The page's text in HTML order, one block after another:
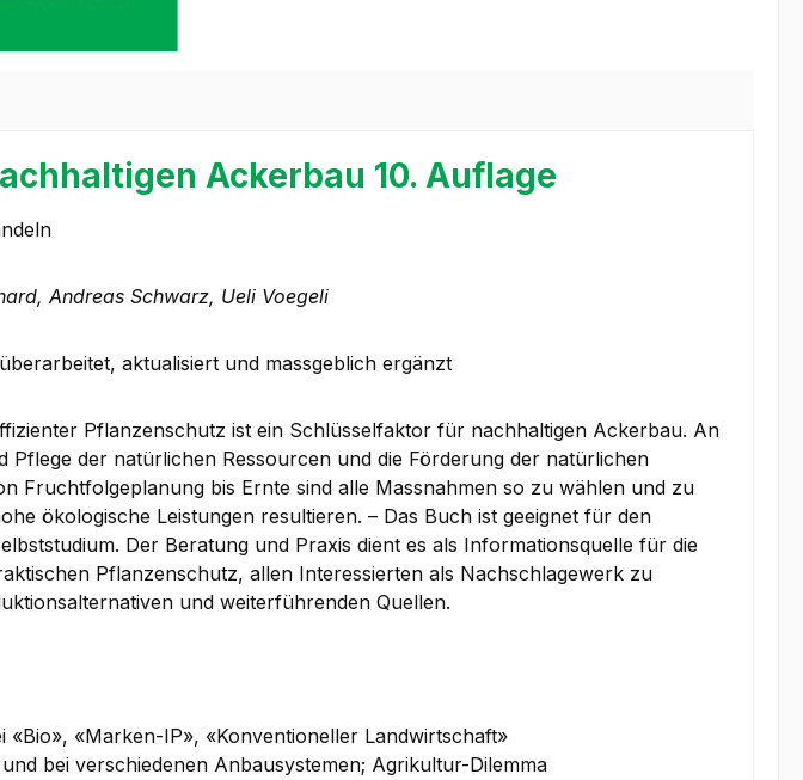
Ackerbau 10. Auflage
Andreas Schwarz, Ueli Voegeli
aktualisiert und massgeblich ergänzt
Pflanzenschutz ist ein Schlüsselfaktor für nachhaltigen Ackerbau. An
Pflege der natürlichen Ressourcen und die Förderung der natürlichen
Fruchtfolgeplanung bis Ernte sind alle Massnahmen so zu wählen und zu
ökologische Leistungen resultieren. – Das Buch ist geeignet für den
Der Beratung und Praxis dient es als Informationsquelle für die
Pflanzenschutz, allen Interessierten als Nachschlagewerk zu
und weiterführenden Quellen.
«Marken-IP», «Konventioneller Landwirtschaft»
bei verschiedenen Anbausystemen; Agrikultur-Dilemma